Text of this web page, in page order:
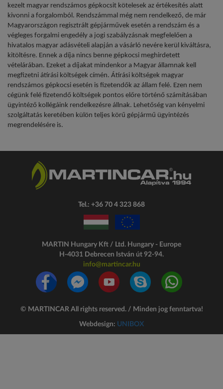
kezelt magyar rendszámos gépkocsit kötelesek az értékesítés alatt
kivonni a forgalomból. Rendszámmal még nem rendelkező, de már
Magyarországon regisztrált gépjárművek esetén a rendszám és a
végleges forgalmi engedély a jogi szabályzásnak megfelelően a
hivatalos magyar adásvételi alapján a vásárló nevére kerül kiváltásra,
kitöltésre. Ennek a díja nincs benne gépkocsi meghirdetett
vételárában. Ezeket a díjakat mindenkor a Magyar államnak kell
megfizetni átírási költségek címén. Átírási költségek magyar
rendszámos gépkocsi esetén is fizetendők az állam felé. Ezen nem
cégünk felé fizetendő költségek pontos előre történő számításában
ügyintéző kollégáink rendelkezésre állnak. Lehetőség van kényelmi
szolgáltatás keretében külön teljes körű gépjármű ügyintézés
megrendelésére is.
Tel.: +36 70 4 323 868
MARTIN Hungary Kft / Ltd. Hungary - Europe
H-4031 Debrecen István út 92-94.
info@martincar.hu
© MARTINCAR All rights reserved. / Minden jog fenntartva!
Webdesign: UNIBOX